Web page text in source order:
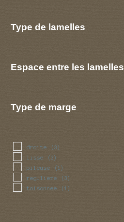
Type de lamelles
Espace entre les lamelles
Type de marge
droite (3)
lisse (3)
pileuse (1)
reguliere (3)
toisonnee (1)